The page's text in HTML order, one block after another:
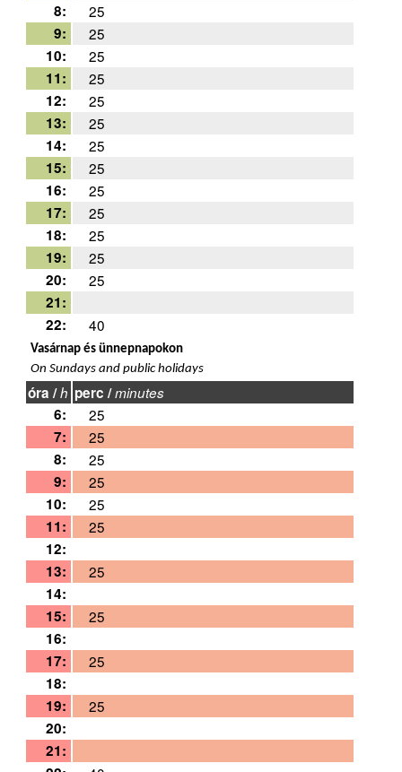
8:
25
9:
25
10:
25
11:
25
12:
25
13:
25
14:
25
15:
25
16:
25
17:
25
18:
25
19:
25
20:
25
21:
22:
40
Vasárnap és ünnepnapokon
On Sundays and public holidays
óra /h perc /minutes
6:
25
7:
25
8:
25
9:
25
10:
25
11:
25
12:
13:
25
14:
15:
25
16:
17:
25
18:
19:
25
20:
21: